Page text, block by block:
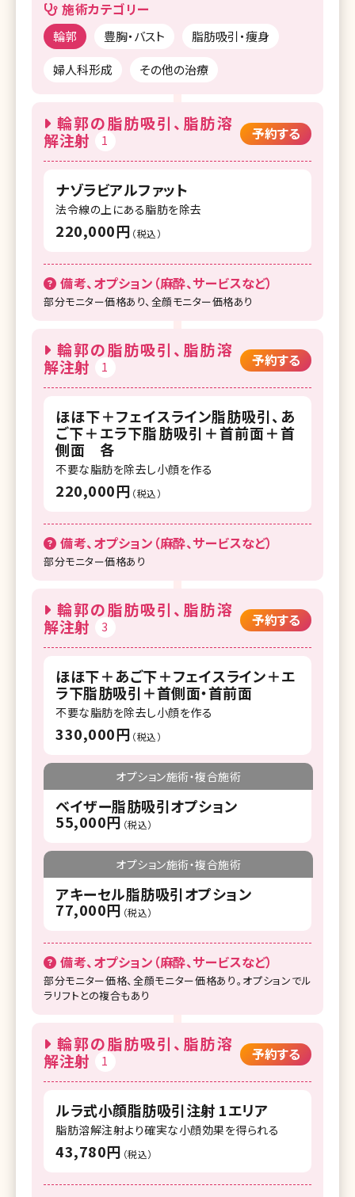
施術カテゴリー
輪郭 豊胸・バスト
脂肪吸引・痩身
婦人科形成
その他の治療
輪郭の脂肪吸引、脂肪溶
解注射
1 予約する
ナゾラビアルファット
法令線の上にある脂肪を除去
220,000円 （税込）
備考、オプション（麻酔、サービスなど）
部分モニター価格あり、全顔モニター価格あり
輪郭の脂肪吸引、脂肪溶
解注射
1 予約する
ほほ下＋フェイスライン脂肪吸引、あ
ご下＋エラ下脂肪吸引＋首前面＋首
側面 各
不要な脂肪を除去し小顔を作る
220,000円 （税込）
備考、オプション（麻酔、サービスなど）
部分モニター価格あり
輪郭の脂肪吸引、脂肪溶
解注射
3 予約する
ほほ下＋あご下＋フェイスライン＋エ
ラ下脂肪吸引＋首側面・首前面
不要な脂肪を除去し小顔を作る
330,000円 （税込）
オプション施術・複合施術
ベイザー脂肪吸引オプション
55,000円 （税込）
オプション施術・複合施術
アキーセル脂肪吸引オプション
77,000円 （税込）
備考、オプション（麻酔、サービスなど）
部分モニター価格、全顔モニター価格あり。オプションでル
ラリフトとの複合もあり
輪郭の脂肪吸引、脂肪溶
解注射
1 予約する
ルラ式小顔脂肪吸引注射 1エリア
脂肪溶解注射より確実な小顔効果を得られる
43,780円 （税込）